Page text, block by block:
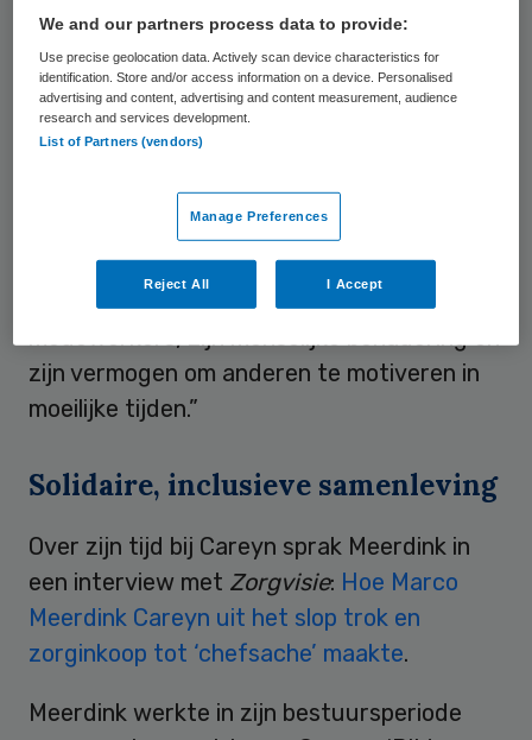
periode waarin de organisatie voor grote
uitdagingen stond, bracht hij stabiliteit,
visie en een vastberaden streven naar
verbetering. Onder zijn leiding werd een
ontwikkeling van de zorgkwaliteit en de
ondersteuning van cliënten en
medewerkers. Marco stond bekend om zijn
authenticiteit, zijn hart voor de zorg en de
zijn vermogen om anderen te motiveren in
moeilijke tijden.”
Solidaire, inclusieve samenleving
Over zijn tijd bij Careyn sprak Meerdink in
een interview met Zorgvisie: Hoe Marco
Meerdink Careyn uit het slop trok en
zorginkoop tot ‘chefsache’ maakte.
Meerdink werkte in zijn bestuursperiode
We and our partners process data to provide:
Use precise geolocation data. Actively scan device characteristics for
identification. Store and/or access information on a device. Personalised
advertising and content, advertising and content measurement, audience
research and services development.
List of Partners (vendors)
Manage Preferences
Reject All I Accept